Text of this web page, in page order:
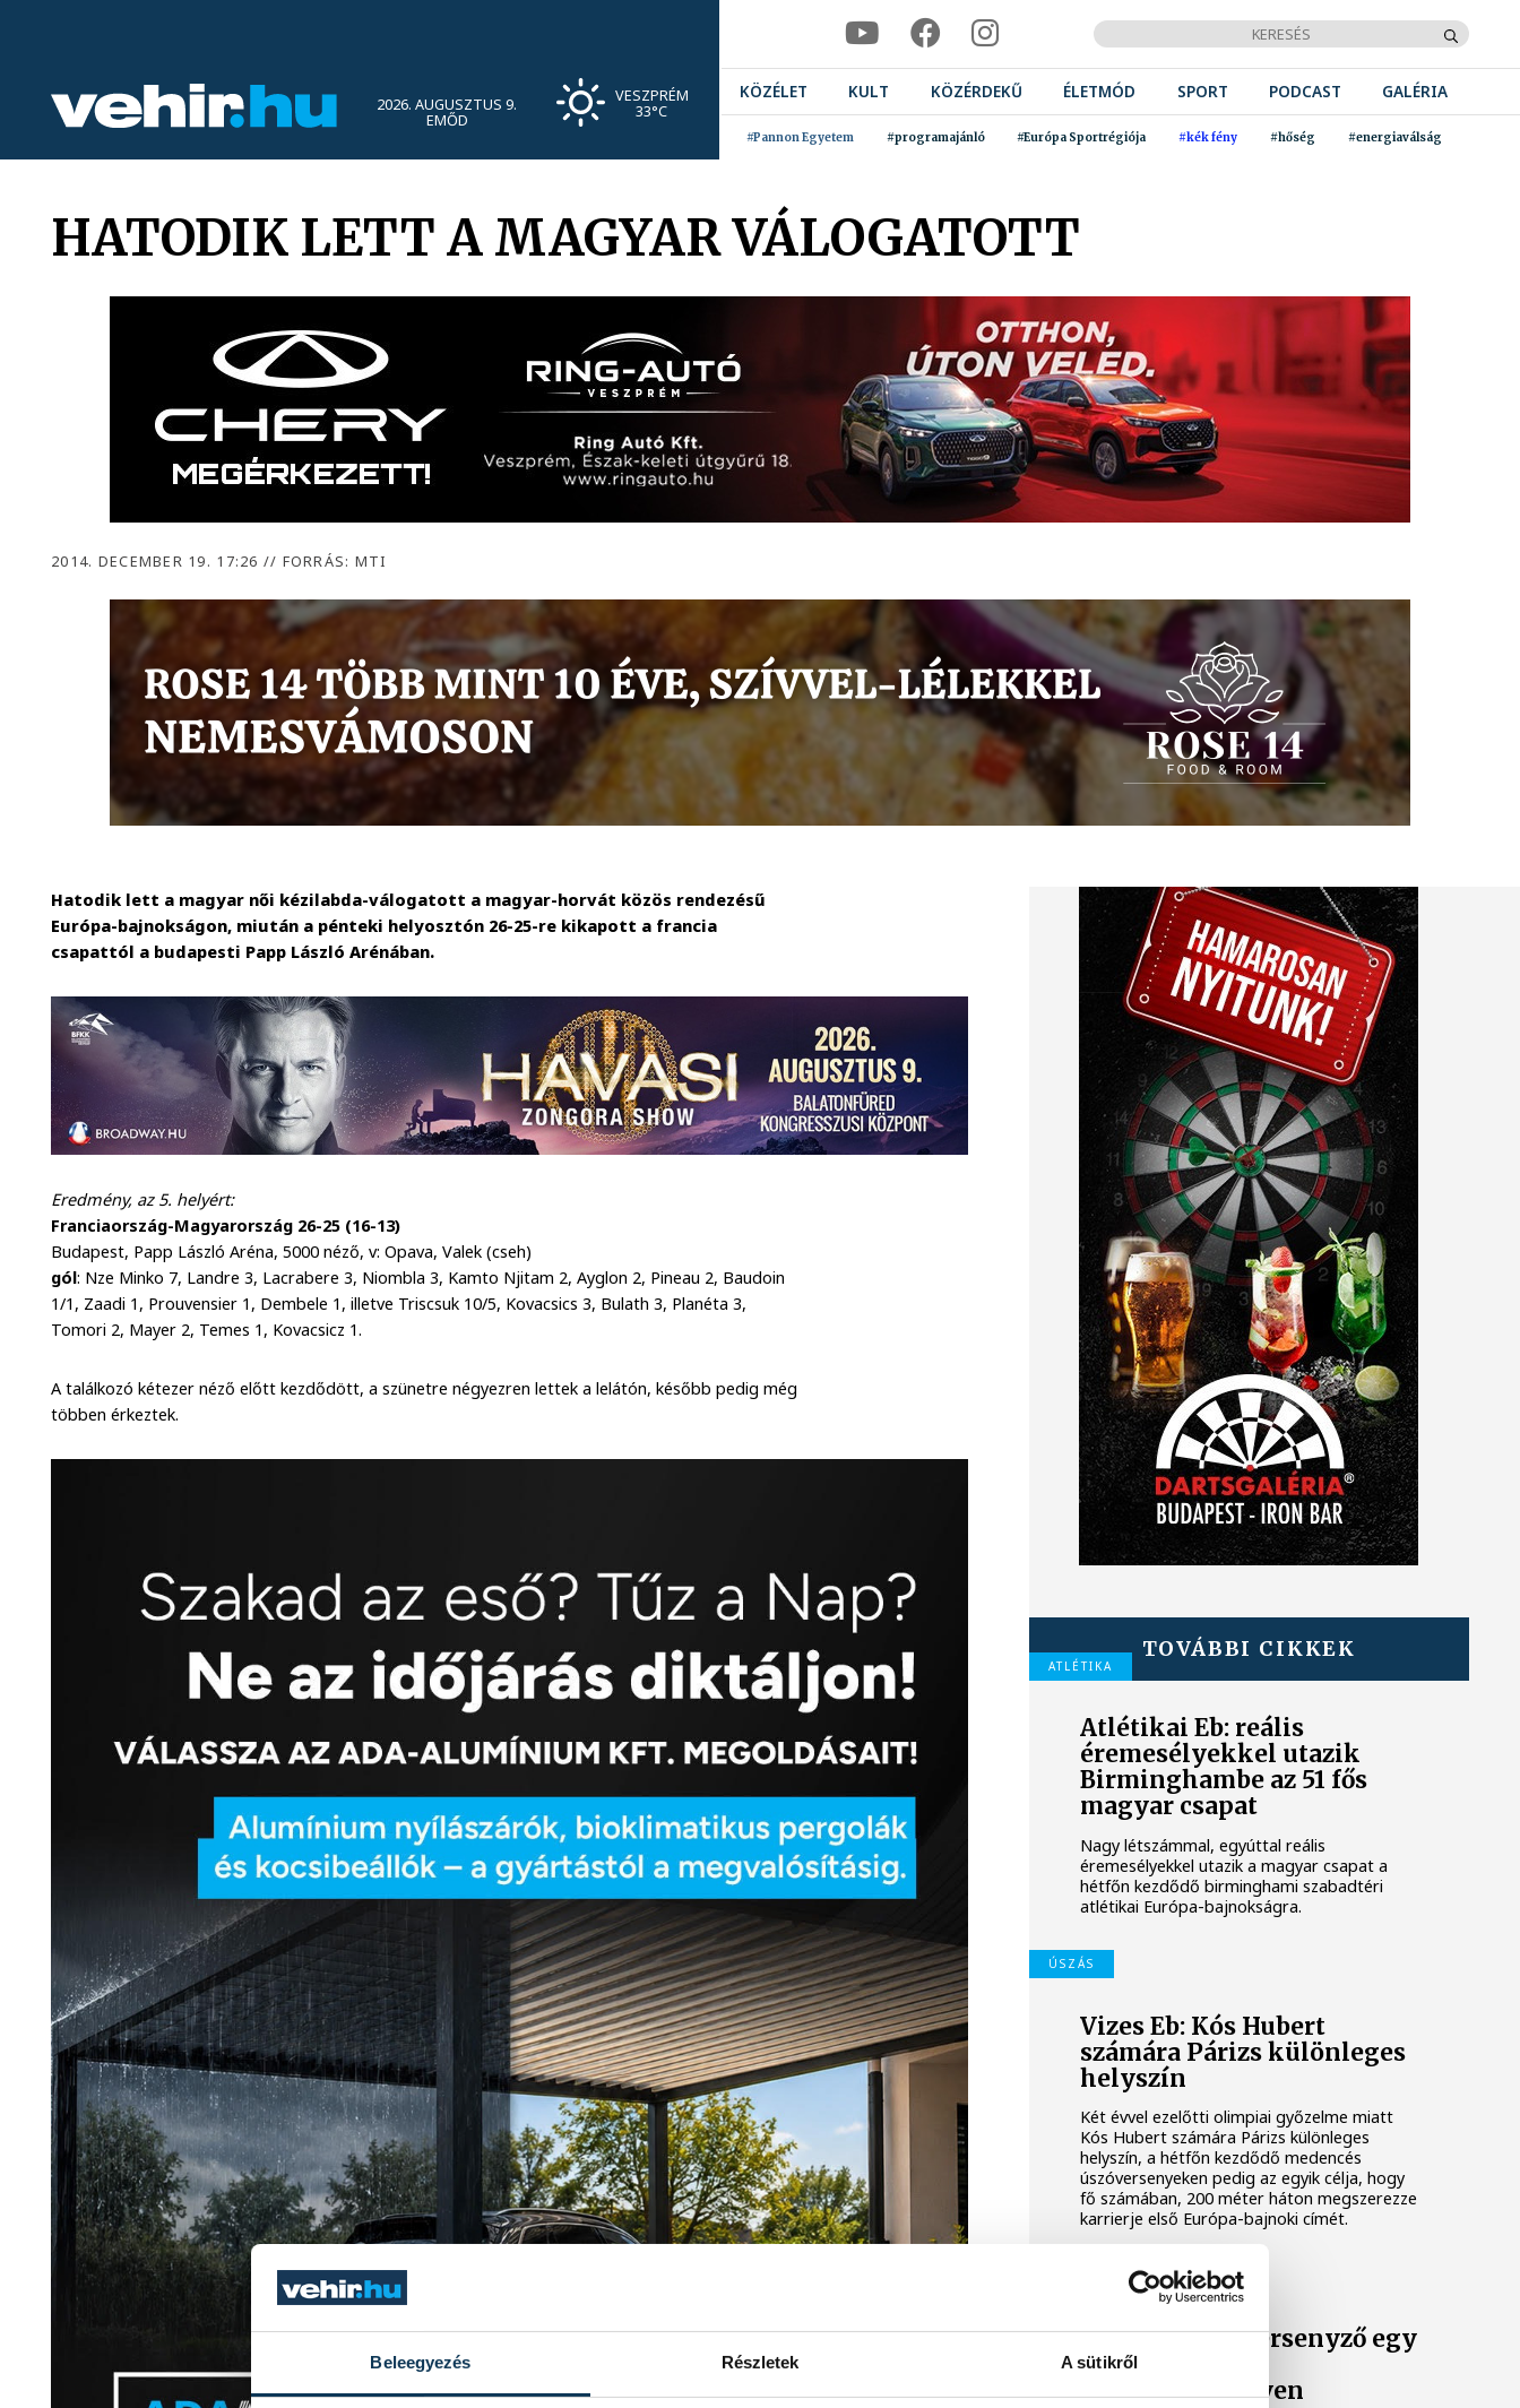
Beleegyezés Részletek A sütikről
2026. AUGUSZTUS 9.
EMŐD
VESZPRÉM
33°C
KÖZÉLET KULT KÖZÉRDEKŰ ÉLETMÓD SPORT PODCAST GALÉRIA
#Pannon Egyetem #programajánló #Európa Sportrégiója #kék fény #hőség #energiaválság
HATODIK LETT A MAGYAR VÁLOGATOTT
2014. DECEMBER 19. 17:26 // FORRÁS: MTI
Hatodik lett a magyar női kézilabda-válogatott a magyar-horvát közös rendezésű
Európa-bajnokságon, miután a pénteki helyosztón 26-25-re kikapott a francia
csapattól a budapesti Papp László Arénában.
Eredmény, az 5. helyért:
Franciaország-Magyarország 26-25 (16-13)
Budapest, Papp László Aréna, 5000 néző, v: Opava, Valek (cseh)
gól: Nze Minko 7, Landre 3, Lacrabere 3, Niombla 3, Kamto Njitam 2, Ayglon 2, Pineau 2, Baudoin
1/1, Zaadi 1, Prouvensier 1, Dembele 1, illetve Triscsuk 10/5, Kovacsics 3, Bulath 3, Planéta 3,
Tomori 2, Mayer 2, Temes 1, Kovacsicz 1.
A találkozó kétezer néző előtt kezdődött, a szünetre négyezren lettek a lelátón, később pedig még
többen érkeztek.
TOVÁBBI CIKKEK
ATLÉTIKA
Atlétikai Eb: reális
éremesélyekkel utazik
Birminghambe az 51 fős
magyar csapat
Nagy létszámmal, egyúttal reális
éremesélyekkel utazik a magyar csapat a
hétfőn kezdődő birminghami szabadtéri
atlétikai Európa-bajnokságra.
ÚSZÁS
Vizes Eb: Kós Hubert
számára Párizs különleges
helyszín
Két évvel ezelőtti olimpiai győzelme miatt
Kós Hubert számára Párizs különleges
helyszín, a hétfőn kezdődő medencés
úszóversenyeken pedig az egyik célja, hogy
fő számában, 200 méter háton megszerezze
karrierje első Európa-bajnoki címét.
Meghalt egy versenyző egy
nagyatádi
triatlonversenyen